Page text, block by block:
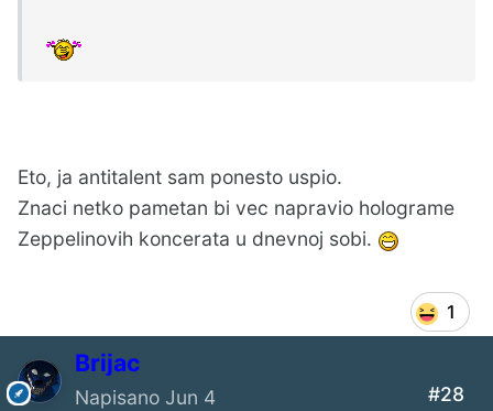
Eto, ja antitalent sam ponesto uspio.
Znaci netko pametan bi vec napravio holograme
Zeppelinovih koncerata u dnevnoj sobi.
1
Brijac
Napisano Jun 4 #28